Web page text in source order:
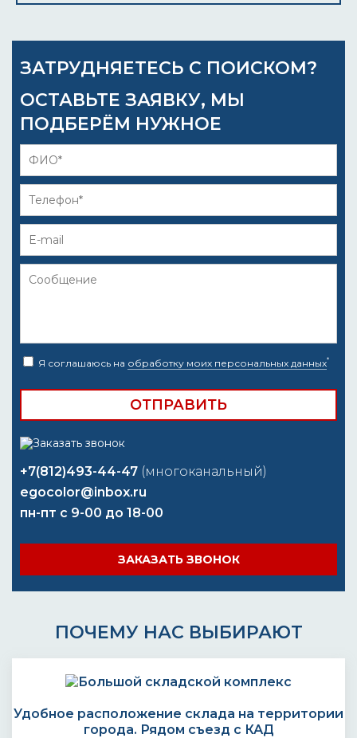
ЗАТРУДНЯЕТЕСЬ С ПОИСКОМ?
ОСТАВЬТЕ ЗАЯВКУ, МЫ
ПОДБЕРЁМ НУЖНОЕ
Я соглашаюсь на обработку моих персональных данных*
+7(812)493-44-47 (многоканальный)
egocolor@inbox.ru
пн-пт с 9-00 до 18-00
ЗАКАЗАТЬ ЗВОНОК
ПОЧЕМУ НАС ВЫБИРАЮТ
Удобное расположение склада на территории
города. Рядом съезд с КАД